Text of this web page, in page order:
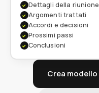
Crea modello
✓ Dettagli della riunione
✓ Argomenti trattati
✓ Accordi e decisioni
✓ Prossimi passi
✓ Conclusioni